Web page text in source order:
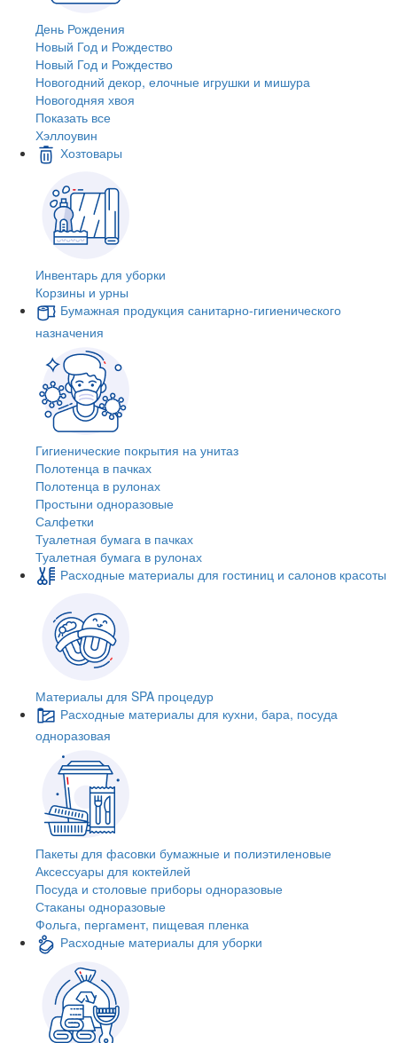
День Рождения
Новый Год и Рождество
Новый Год и Рождество
Новогодний декор, елочные игрушки и мишура
Новогодняя хвоя
Показать все
Хэллоувин
Хозтовары
Инвентарь для уборки
Корзины и урны
Бумажная продукция санитарно-гигиенического
назначения
Гигиенические покрытия на унитаз
Полотенца в пачках
Полотенца в рулонах
Простыни одноразовые
Салфетки
Туалетная бумага в пачках
Туалетная бумага в рулонах
Расходные материалы для гостиниц и салонов красоты
Материалы для SPA процедур
Расходные материалы для кухни, бара, посуда
одноразовая
Пакеты для фасовки бумажные и полиэтиленовые
Аксессуары для коктейлей
Посуда и столовые приборы одноразовые
Стаканы одноразовые
Фольга, пергамент, пищевая пленка
Расходные материалы для уборки